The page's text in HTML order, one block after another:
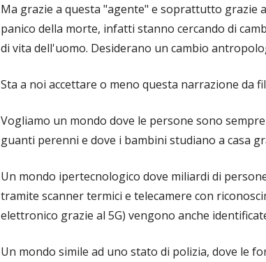
Ma grazie a questa "agente" e soprattutto grazie
panico della morte, infatti stanno cercando di
di vita dell'uomo. Desiderano un cambio
Sta a noi accettare o meno questa narrazione da
Vogliamo un mondo dove le persone sono
guanti perenni e dove i bambini studiano a casa
Un mondo ipertecnologico dove miliardi di
tramite scanner termici e telecamere con
elettronico grazie al 5G) vengono anche
Un mondo simile ad uno stato di polizia, dove le